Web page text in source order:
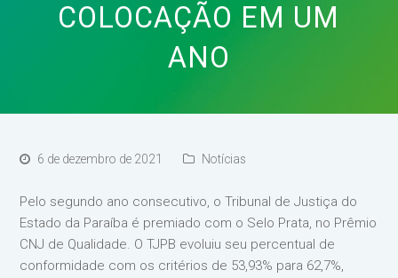
COLOCAÇÃO EM UM
ANO
6 de dezembro de 2021 Notícias
Pelo segundo ano consecutivo, o Tribunal de Justiça do
Estado da Paraíba é premiado com o Selo Prata, no Prêmio
CNJ de Qualidade. O TJPB evoluiu seu percentual de
conformidade com os critérios de 53,93% para 62,7%,